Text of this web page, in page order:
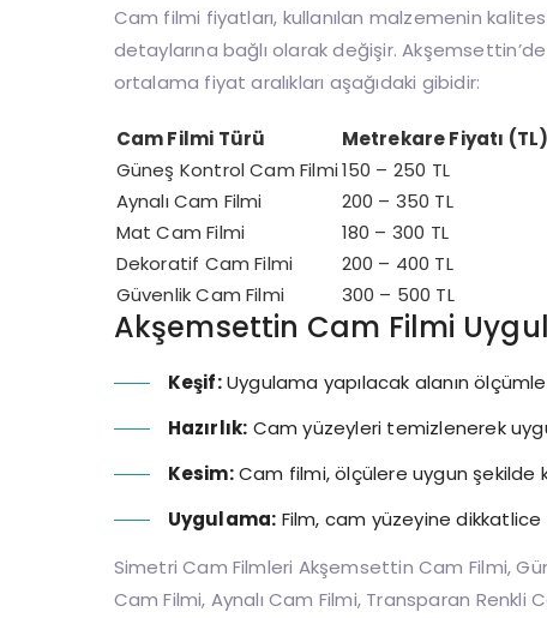
Cam filmi fiyatları, kullanılan malzemenin
detaylarına bağlı olarak değişir.
ortalama fiyat aralıkları aşağıdaki gibidir:
Cam Filmi Türü Metrekare Fiyatı (TL)
Güneş Kontrol Cam Filmi150 – 250 TL
Aynalı Cam Filmi
200 – 350 TL
Mat Cam Filmi
180 – 300 TL
Dekoratif Cam Filmi
200 – 400 TL
Güvenlik Cam Filmi
300 – 500 TL
Akşemsettin Cam Filmi
Keşif:Uygulama yapılacak alanın
Hazırlık: Cam yüzeyleri temizlenerek
Kesim:Cam filmi, ölçülere uygun şekilde
Uygulama: Film, cam yüzeyine dikkatlice
Simetri Cam Filmleri Akşemsettin Cam Filmi,
Cam Filmi, Aynalı Cam Filmi, Transparan Renkli